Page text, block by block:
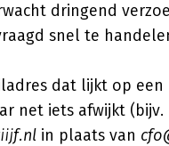
dringend
snel te
dat lijkt op een
net iets afwijkt (bijv.
in plaats van